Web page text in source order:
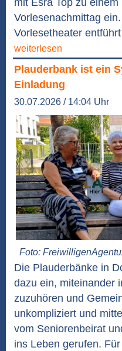
Vorlesenachmittag
Vorlesetheater
weiterlesen
Plauderbank ist ein
Einladung
30.07.2026 / 14:04 Uhr
Foto:
Die Plauderbänke in
dazu ein, miteinander
zuzuhören und
unkompliziert und
vom Seniorenbeirat
ins Leben gerufen.